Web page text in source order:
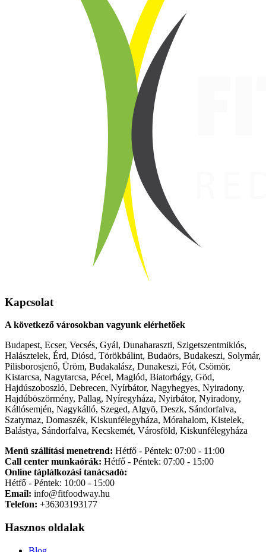
Kapcsolat
A következő városokban vagyunk elérhetőek
Budapest, Ecser, Vecsés, Gyál, Dunaharaszti, Szigetszentmiklós,
Halásztelek, Érd, Diósd, Törökbálint, Budaörs, Budakeszi, Solymár,
Pilisborosjenő, Üröm, Budakalász, Dunakeszi, Fót, Csömör,
Kistarcsa, Nagytarcsa, Pécel, Maglód, Biatorbágy, Göd,
Hajdúszoboszló, Debrecen, Nyírbátor, Nagyhegyes, Nyiradony,
Hajdúböszörmény, Pallag, Nyíregyháza, Nyirbátor, Nyiradony,
Kállósemjén, Nagykálló, Szeged, Algyõ, Deszk, Sándorfalva,
Szatymaz, Domaszék, Kiskunfélegyháza, Mórahalom, Kistelek,
Balástya, Sándorfalva, Kecskemét, Városföld, Kiskunfélegyháza
Menü szállítási menetrend: Hétfő - Péntek: 07:00 - 11:00
Call center munkaórák: Hétfő - Péntek: 07:00 - 15:00
Online tàplàlkozàsi tanàcsadò:
Hétfő - Péntek: 10:00 - 15:00
Email: info@fitfoodway.hu
Telefon: +36303193177
Hasznos oldalak